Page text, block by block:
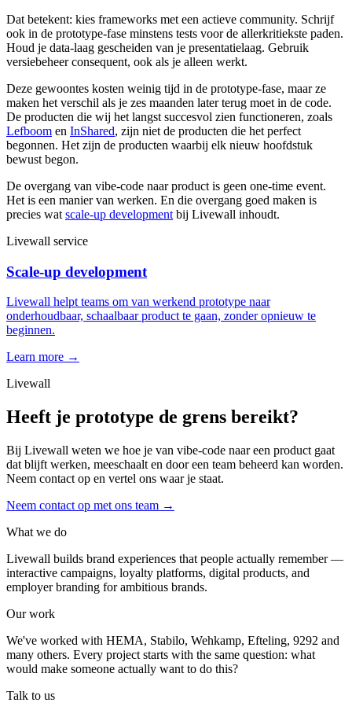
Dat betekent: kies frameworks met een actieve community. Schrijf
ook in de prototype-fase minstens tests voor de allerkritiekste paden.
Houd je data-laag gescheiden van je presentatielaag. Gebruik
versiebeheer consequent, ook als je alleen werkt.
Deze gewoontes kosten weinig tijd in de prototype-fase, maar ze
maken het verschil als je zes maanden later terug moet in de code.
De producten die wij het langst succesvol zien functioneren, zoals
Lefboom en InShared, zijn niet de producten die het perfect
begonnen. Het zijn de producten waarbij elk nieuw hoofdstuk
bewust begon.
De overgang van vibe-code naar product is geen one-time event.
Het is een manier van werken. En die overgang goed maken is
precies wat scale-up development bij Livewall inhoudt.
Livewall service
Scale-up development
Livewall helpt teams om van werkend prototype naar
onderhoudbaar, schaalbaar product te gaan, zonder opnieuw te
beginnen.
Learn more →
Livewall
Heeft je prototype de grens bereikt?
Bij Livewall weten we hoe je van vibe-code naar een product gaat
dat blijft werken, meeschaalt en door een team beheerd kan worden.
Neem contact op en vertel ons waar je staat.
Neem contact op met ons team →
What we do
Livewall builds brand experiences that people actually remember —
interactive campaigns, loyalty platforms, digital products, and
employer branding for ambitious brands.
Our work
We've worked with HEMA, Stabilo, Wehkamp, Efteling, 9292 and
many others. Every project starts with the same question: what
would make someone actually want to do this?
Talk to us